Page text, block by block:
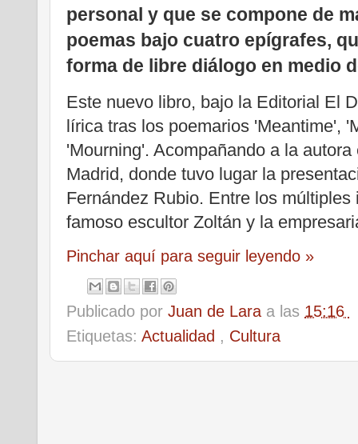
personal y que se compone de
poemas bajo cuatro epígrafes,
forma de libre diálogo en medio
Este nuevo libro, bajo la Editorial El
lírica tras los poemarios 'Meantime',
'Mourning'. Acompañando a la
Madrid, donde tuvo lugar la
Fernández Rubio. Entre los
famoso escultor Zoltán y la
Pinchar aquí para seguir leyendo »
Publicado por Juan de Lara a las 15:16
Etiquetas: Actualidad , Cultura